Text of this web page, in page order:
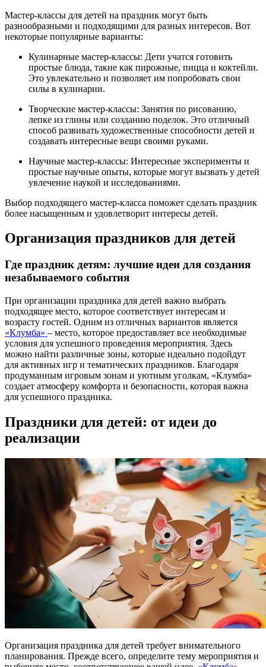
Мастер-классы для детей на праздник могут быть
разнообразными и подходящими для разных интересов. Вот
некоторые популярные варианты:
Кулинарные мастер-классы: Дети учатся готовить
простые блюда, такие как пирожные, пицца и коктейли.
Это увлекательно и позволяет им попробовать свои
силы в кулинарии.
Творческие мастер-классы: Занятия по рисованию,
лепке из глины или созданию поделок. Это отличный
способ развивать художественные способности детей и
создавать интересные вещи своими руками.
Научные мастер-классы: Интересные эксперименты и
простые научные опыты, которые могут вызвать у детей
увлечение наукой и исследованиями.
Выбор подходящего мастер-класса поможет сделать праздник
более насыщенным и удовлетворит интересы детей.
Организация праздников для детей
Где праздник детям: лучшие идеи для создания
незабываемого события
При организации праздника для детей важно выбрать
подходящее место, которое соответствует интересам и
возрасту гостей. Одним из отличных вариантов является
«Клумба» – место, которое предоставляет все необходимые
условия для успешного проведения мероприятия. Здесь
можно найти различные зоны, которые идеально подойдут
для активных игр и тематических праздников. Благодаря
продуманным игровым зонам и уютным уголкам, «Клумба»
создает атмосферу комфорта и безопасности, которая важна
для успешного праздника.
Праздники для детей: от идеи до
реализации
Организация праздника для детей требует внимательного
планирования. Прежде всего, определите тему мероприятия и